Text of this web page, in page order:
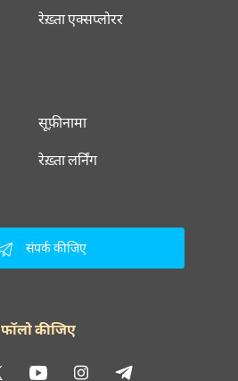
रेख़्ता एक्सप्लोरर
सूफ़ीनामा
रेख़्ता लर्निंग
संपर्क कीजिए
फॉलो कीजिए